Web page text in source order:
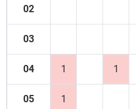
02
03
04 1 1
05 1